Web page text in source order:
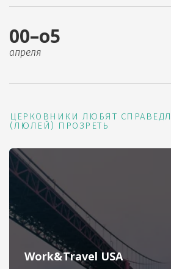
00–о5
апреля
ЦЕРКОВНИКИ ЛЮБЯТ
(ЛЮЛЕЙ) ПРОЗРЕТЬ
Work&Travel USA